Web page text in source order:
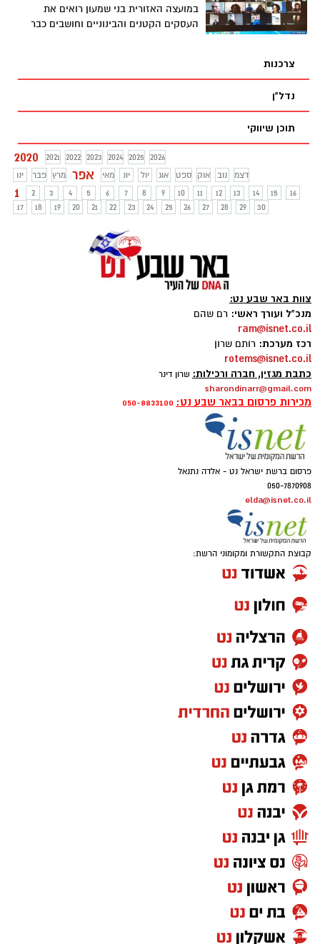
במועצה האזורית בני שמעון רואים את
העסקים הקטנים והבינוניים וחושבים כבר
צרכנות
נדל"ן
תוכן שיווקי
2020 2021 2022 2023 2024 2025
2026
ינו
פבר מרץ אפר מאי יונ יול אוג ספט אוק נוב דצמ
1 2 3 4 5 6 7 8 9 10 11 12 13 14 15
16
17
18 19 20 21 22 23 24 25 26 27 28 29 30
צוות באר שבע נט:
מנכ"ל ועורך ראשי: רם שהם
ram@isnet.co.il
רכז מערכת: רותם שרון
rotems@isnet.co.il
כתבת מגזין, חברה ורכילות: שרון דינר
sharondinarr@gmail.com
מכירות פרסום בבאר שבע נט: 050-8833100
פרסום ברשת ישראל נט - אלדה נתנאל
050-7870908
elda@isnet.co.il
קבוצת התקשורת ומקומוני הרשת: